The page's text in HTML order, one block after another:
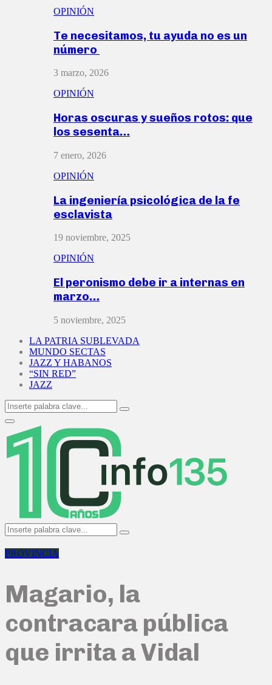
OPINIÓN
Te necesitamos, tu ayuda no es un
número
3 marzo, 2026
OPINIÓN
Horas oscuras y sueños rotos: que
los sesenta…
7 enero, 2026
OPINIÓN
La ingeniería psicológica de la fe
esclavista
19 noviembre, 2025
OPINIÓN
El peronismo debe ir a internas en
marzo…
5 noviembre, 2025
LA PATRIA SUBLEVADA
MUNDO SECTAS
JAZZ Y HABANOS
“SIN RED”
JAZZ
Search
for:
Search
Primary
Menu
Search
for:
Search
PROVINCIA
Magario, la
contracara pública
que irrita a Vidal